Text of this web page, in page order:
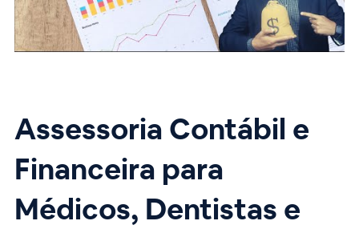
Assessoria Contábil e
Financeira para
Médicos, Dentistas e